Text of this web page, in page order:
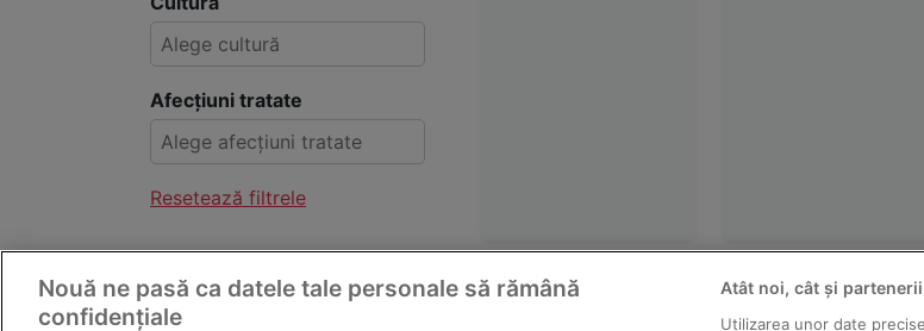
Afecțiuni tratate
Resetează filtrele
© 2011-2026 Solarex - distribuitor pesticide producător;
Nouă ne pasă ca datele tale personale să rămână
confidențiale
Atât noi, cât și
Utilizarea unor date